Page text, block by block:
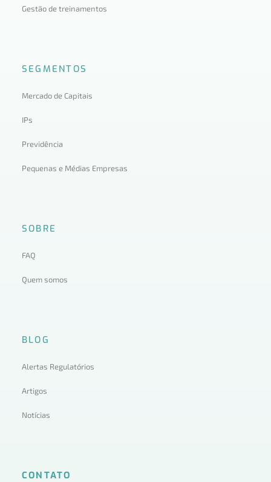
Gestão de treinamentos
SEGMENTOS
Mercado de Capitais
IPs
Previdência
Pequenas e Médias Empresas
SOBRE
FAQ
Quem somos
BLOG
Alertas Regulatórios
Artigos
Notícias
CONTATO